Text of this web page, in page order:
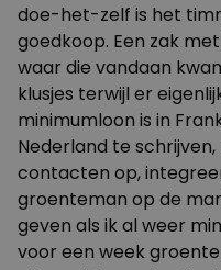
doe-het-zelf is het
goedkoop. Een zak
waar die vandaan
klusjes terwijl er
minimumloon is in
Nederland te
contacten op,
groenteman op de
geven als ik al weer
voor een week groente